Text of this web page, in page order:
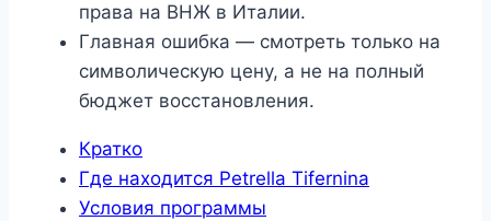
права на ВНЖ в Италии.
Главная ошибка — смотреть только на
символическую цену, а не на полный
бюджет восстановления.
Кратко
Где находится Petrella Tifernina
Условия программы